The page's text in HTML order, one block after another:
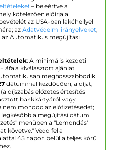
– beleértve a
kötelezően előírja a
az USA-ban lakóhellyel
az Adatvédelmi irányelveket,
az Automatikus megújítási
: A minimális kezdeti
+ áfa a kiválasztott ajánlat
meghosszabbodik
dátummal kezdődően, a díjat,
(a díjszabás előzetes értesítés
bankkártyáról vagy
nem mondod az előfizetésedet;
a megújítási dátum
menüben a "Lemondás"
követve." Vedd fel a
45 napon belül a teljes körű